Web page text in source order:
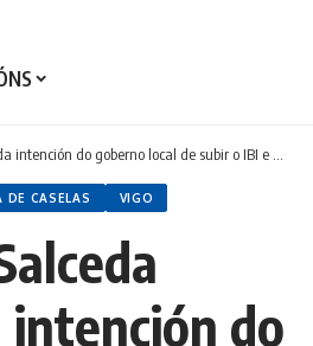
o IBI e o lixo para arranxar a “insostibilidade” do Concello tras pedir 2,1 millóns para facturas pendentes
DE CASELAS VIGO
do